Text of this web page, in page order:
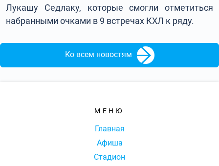
Лукашу Седлаку, которые смогли отметиться
набранными очками в 9 встречах КХЛ к ряду.
Ко всем новостям
МЕНЮ
Главная
Афиша
Стадион